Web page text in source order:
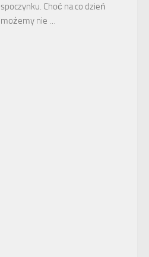
spoczynku. Choć na co dzień
możemy nie …